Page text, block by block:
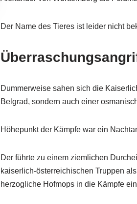
Der Name des Tieres ist leider nicht
Dummerweise sahen sich die
Belgrad, sondern auch einer
Höhepunkt der Kämpfe war ein
Der führte zu einem ziemlichen
kaiserlich-österreichischen Truppen
herzogliche Hofmops in die Kämpfe